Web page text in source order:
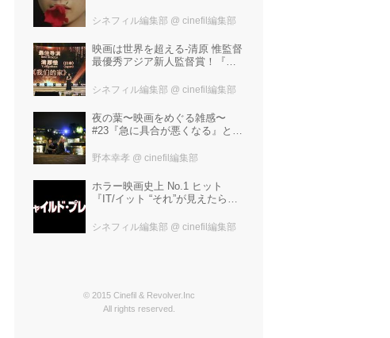
ントから選ばれた、大島渚、塚
シネフィル編集部 @ cinefil編集部
映画は世界を超える-清原 惟監督
最優秀アジア新人監督賞！『わ
中国最大の映画祭「上海国際映
シネフィル編集部 @ cinefil編集部
夜の葉〜映画をめぐる雑感〜
#23『急に具合が悪くなる』と宮
が悪くなる』
野本幸孝 @ cinefil編集部
ホラー映画史上 No.1 ヒット
『IT/イット “それ”が見えたら、
残る“殺人人形”トラウマ映画『チ
シネフィル編集部 @ cinefil編集部
© 2015 Cinefil & Revolver.Inc
All rights reserved.